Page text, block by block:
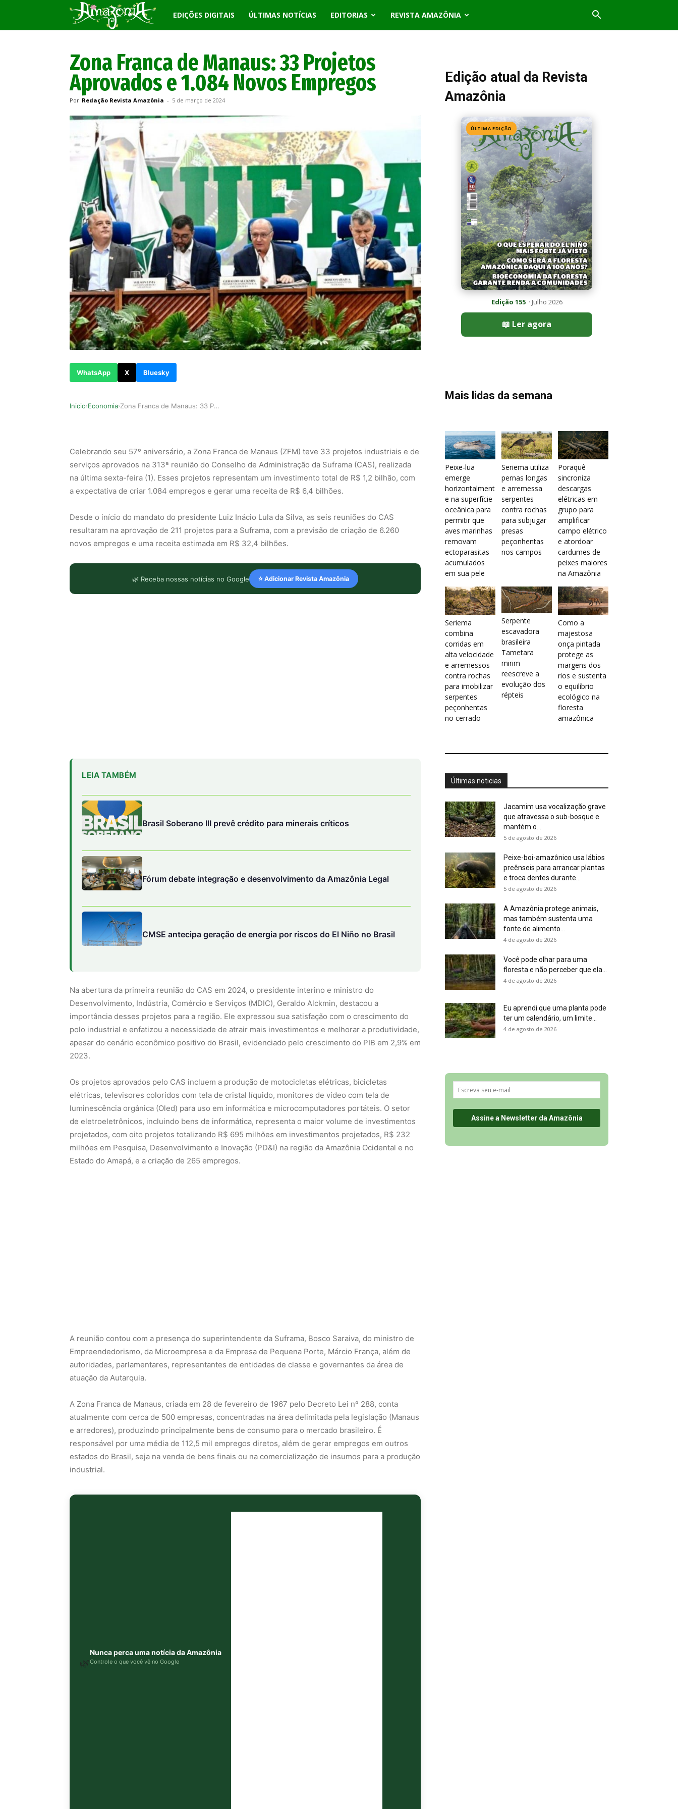
Revista
EDIÇÕES DIGITAIS ÚLTIMAS NOTÍCIAS EDITORIAS REVISTA AMAZÔNIA
Zona Franca de Manaus: 33 Projetos
Aprovados e 1.084 Novos Empregos
Por Redação Revista Amazônia - 5 de março de 2024
WhatsApp X Bluesky
Inicio›Economia› Zona Franca de Manaus: 33 Projetos Aprovados e …
Celebrando seu 57º aniversário, a Zona Franca de Manaus (ZFM) teve 33 projetos industriais e de
serviços aprovados na 313ª reunião do Conselho de Administração da Suframa (CAS), realizada
na última sexta-feira (1). Esses projetos representam um investimento total de R$ 1,2 bilhão, com
a expectativa de criar 1.084 empregos e gerar uma receita de R$ 6,4 bilhões.
Desde o início do mandato do presidente Luiz Inácio Lula da Silva, as seis reuniões do CAS
resultaram na aprovação de 211 projetos para a Suframa, com a previsão de criação de 6.260
novos empregos e uma receita estimada em R$ 32,4 bilhões.
🌿 Receba nossas notícias no Google ⭐ Adicionar Revista Amazônia
LEIA TAMBÉM
Brasil Soberano III prevê crédito para minerais críticos
Fórum debate integração e desenvolvimento da Amazônia Legal
CMSE antecipa geração de energia por riscos do El Niño no Brasil
Na abertura da primeira reunião do CAS em 2024, o presidente interino e ministro do
Desenvolvimento, Indústria, Comércio e Serviços (MDIC), Geraldo Alckmin, destacou a
importância desses projetos para a região. Ele expressou sua satisfação com o crescimento do
polo industrial e enfatizou a necessidade de atrair mais investimentos e melhorar a produtividade,
apesar do cenário econômico positivo do Brasil, evidenciado pelo crescimento do PIB em 2,9% em
2023.
Os projetos aprovados pelo CAS incluem a produção de motocicletas elétricas, bicicletas
elétricas, televisores coloridos com tela de cristal líquido, monitores de vídeo com tela de
luminescência orgânica (Oled) para uso em informática e microcomputadores portáteis. O setor
de eletroeletrônicos, incluindo bens de informática, representa o maior volume de investimentos
projetados, com oito projetos totalizando R$ 695 milhões em investimentos projetados, R$ 232
milhões em Pesquisa, Desenvolvimento e Inovação (PD&I) na região da Amazônia Ocidental e no
Estado do Amapá, e a criação de 265 empregos.
A reunião contou com a presença do superintendente da Suframa, Bosco Saraiva, do ministro de
Empreendedorismo, da Microempresa e da Empresa de Pequena Porte, Márcio França, além de
autoridades, parlamentares, representantes de entidades de classe e governantes da área de
atuação da Autarquia.
A Zona Franca de Manaus, criada em 28 de fevereiro de 1967 pelo Decreto Lei nº 288, conta
atualmente com cerca de 500 empresas, concentradas na área delimitada pela legislação (Manaus
e arredores), produzindo principalmente bens de consumo para o mercado brasileiro. É
responsável por uma média de 112,5 mil empregos diretos, além de gerar empregos em outros
estados do Brasil, seja na venda de bens finais ou na comercialização de insumos para a produção
industrial.
🌿
Nunca perca uma notícia da Amazônia
Controle o que você vê no Google
Edição atual da Revista
Amazônia
ÚLTIMA EDIÇÃO
Edição 155· Julho 2026
📖 Ler agora
Mais lidas da semana
Peixe-lua
emerge
horizontalment
e na superfície
oceânica para
permitir que
aves marinhas
removam
ectoparasitas
acumulados
em sua pele
Seriema utiliza
pernas longas
e arremessa
serpentes
contra rochas
para subjugar
presas
peçonhentas
nos campos
Poraquê
sincroniza
descargas
elétricas em
grupo para
amplificar
campo elétrico
e atordoar
cardumes de
peixes maiores
na Amazônia
Seriema
combina
corridas em
alta velocidade
e arremessos
contra rochas
para imobilizar
serpentes
peçonhentas
no cerrado
Serpente
escavadora
brasileira
Tametara
mirim
reescreve a
evolução dos
répteis
Como a
majestosa
onça pintada
protege as
margens dos
rios e sustenta
o equilíbrio
ecológico na
floresta
amazônica
Últimas noticias
Jacamim usa vocalização grave
que atravessa o sub-bosque e
mantém o...
5 de agosto de 2026
Peixe-boi-amazônico usa lábios
preênseis para arrancar plantas
e troca dentes durante...
5 de agosto de 2026
A Amazônia protege animais,
mas também sustenta uma
fonte de alimento...
4 de agosto de 2026
Você pode olhar para uma
floresta e não perceber que ela...
4 de agosto de 2026
Eu aprendi que uma planta pode
ter um calendário, um limite...
4 de agosto de 2026